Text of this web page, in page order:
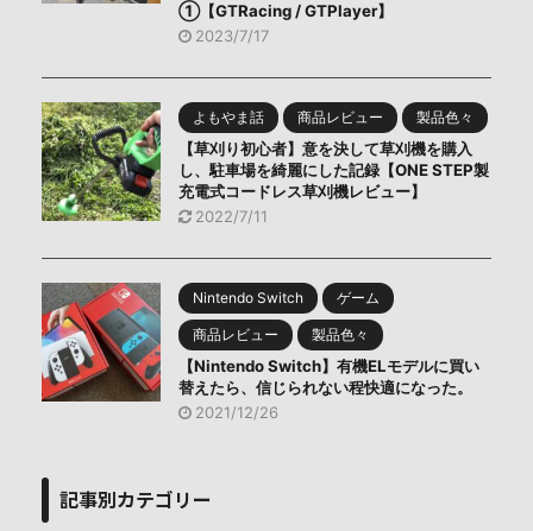
①【GTRacing / GTPlayer】
2023/7/17
よもやま話 商品レビュー 製品色々
【草刈り初心者】意を決して草刈機を購入
し、駐車場を綺麗にした記録【ONE STEP製
充電式コードレス草刈機レビュー】
2022/7/11
Nintendo Switch ゲーム
商品レビュー 製品色々
【Nintendo Switch】有機ELモデルに買い
替えたら、信じられない程快適になった。
2021/12/26
記事別カテゴリー